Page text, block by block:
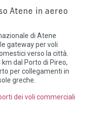
Atene in aereo
di Atene
gateway per voli
verso la città.
dal Porto di Pireo,
per collegamenti in
greche.
dei voli commerciali